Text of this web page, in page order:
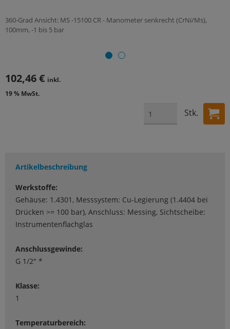
360-Grad Ansicht: MS -15100 CR - Manometer senkrecht (CrNi/Ms),
100mm, -1 bis 5 bar
102,46 € inkl.
19 % MwSt.
Stk.
Artikelbeschreibung
Werkstoffe:
Gehäuse: 1.4301, Messsystem: Cu-Legierung (1.4404 bei
Drücken >= 100 bar), Anschluss: Messing, Sichtscheibe:
Instrumentenflachglas
Anschlussgewinde:
G 1/2" *
Klasse:
1
Temperaturbereich: